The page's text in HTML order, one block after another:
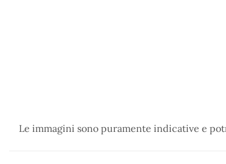
Le immagini sono puramente indicative e